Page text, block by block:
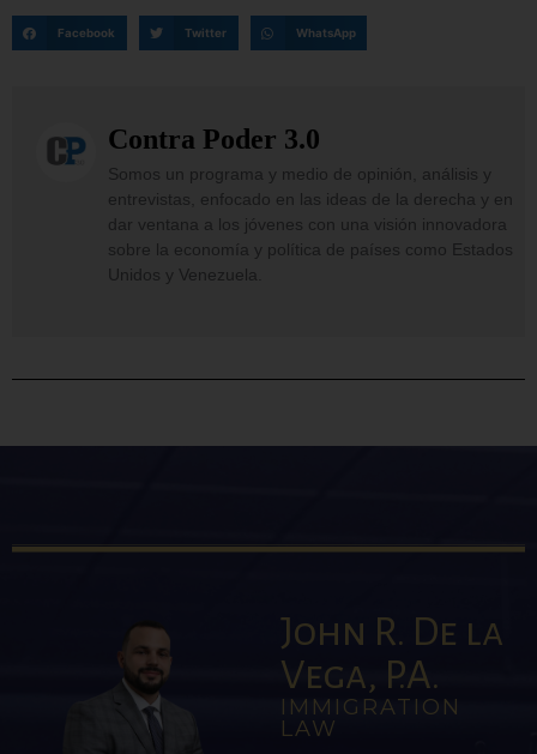
Facebook Twitter WhatsApp
Contra Poder 3.0
Somos un programa y medio de opinión, análisis y
entrevistas, enfocado en las ideas de la derecha y en
dar ventana a los jóvenes con una visión innovadora
sobre la economía y política de países como Estados
Unidos y Venezuela.
John R. De la
Vega, P.A.
IMMIGRATION
LAW